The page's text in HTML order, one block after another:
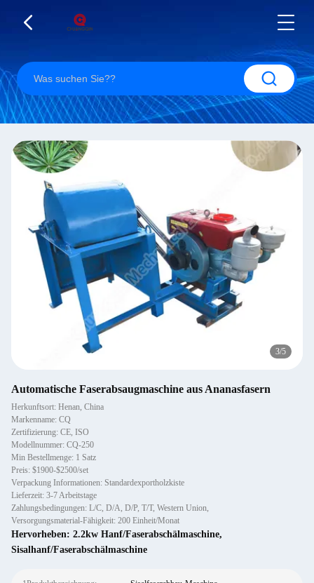
3/5
Automatische Faserabsaugmaschine aus Ananasfasern
Herkunftsort: Henan, China
Markenname: CQ
Zertifizierung: CE, ISO
Modellnummer: CQ-250
Min Bestellmenge: 1 Satz
Preis: $1900-$2500/set
Verpackung Informationen: Standardexportholzkiste
Lieferzeit: 3-7 Arbeitstage
Zahlungsbedingungen: L/C, D/A, D/P, T/T, Western Union,
Versorgungsmaterial-Fähigkeit: 200 Einheit/Monat
Hervorheben: 2.2kw Hanf/Faserabschälmaschine,
Sisalhanf/Faserabschälmaschine